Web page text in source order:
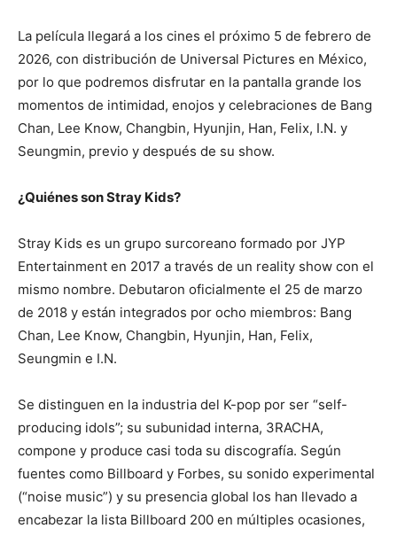
La película llegará a los cines el próximo 5 de febrero de
2026, con distribución de Universal Pictures en México,
por lo que podremos disfrutar en la pantalla grande los
momentos de intimidad, enojos y celebraciones de Bang
Chan, Lee Know, Changbin, Hyunjin, Han, Felix, I.N. y
Seungmin, previo y después de su show.
¿Quiénes son Stray Kids?
Stray Kids es un grupo surcoreano formado por JYP
Entertainment en 2017 a través de un reality show con el
mismo nombre. Debutaron oficialmente el 25 de marzo
de 2018 y están integrados por ocho miembros: Bang
Chan, Lee Know, Changbin, Hyunjin, Han, Felix,
Seungmin e I.N.
Se distinguen en la industria del K-pop por ser “self-
producing idols”; su subunidad interna, 3RACHA,
compone y produce casi toda su discografía. Según
fuentes como Billboard y Forbes, su sonido experimental
(“noise music”) y su presencia global los han llevado a
encabezar la lista Billboard 200 en múltiples ocasiones,